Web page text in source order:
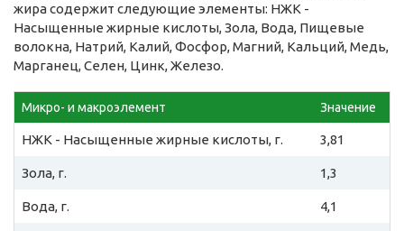
жира содержит следующие элементы: НЖК -
Насыщенные жирные кислоты, Зола, Вода, Пищевые
волокна, Натрий, Калий, Фосфор, Магний, Кальций, Медь,
Марганец, Селен, Цинк, Железо.
Микро- и макроэлемент Значение
НЖК - Насыщенные жирные кислоты, г. 3,81
Зола, г. 1,3
Вода, г. 4,1